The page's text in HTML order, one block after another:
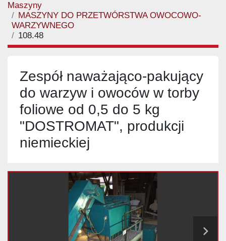
Maszyny
MASZYNY DO PRZETWÓRSTWA OWOCOWO-
WARZYWNEGO
108.48
Zespół naważająco-pakujący
do warzyw i owoców w torby
foliowe od 0,5 do 5 kg
"DOSTROMAT", produkcji
niemieckiej